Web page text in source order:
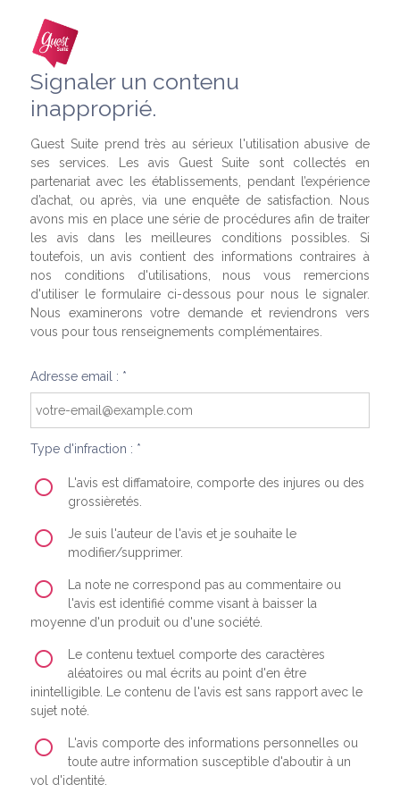
Signaler un contenu
inapproprié.
Guest Suite prend très au sérieux l'utilisation abusive de
ses services. Les avis Guest Suite sont collectés en
partenariat avec les établissements, pendant l’expérience
d’achat, ou après, via une enquête de satisfaction. Nous
avons mis en place une série de procédures afin de traiter
les avis dans les meilleures conditions possibles. Si
toutefois, un avis contient des informations contraires à
nos conditions d'utilisations, nous vous remercions
d'utiliser le formulaire ci-dessous pour nous le signaler.
Nous examinerons votre demande et reviendrons vers
vous pour tous renseignements complémentaires.
Adresse email : *
Type d'infraction : *
L'avis est diffamatoire, comporte des injures ou des
grossièretés.
Je suis l'auteur de l'avis et je souhaite le
modifier/supprimer.
La note ne correspond pas au commentaire ou
l'avis est identifié comme visant à baisser la
moyenne d'un produit ou d'une société.
Le contenu textuel comporte des caractères
aléatoires ou mal écrits au point d'en être
inintelligible. Le contenu de l'avis est sans rapport avec le
sujet noté.
L'avis comporte des informations personnelles ou
toute autre information susceptible d'aboutir à un
vol d'identité.